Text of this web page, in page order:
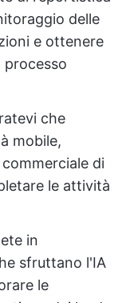
delle
e ottenere
processo
che
mobile,
di
le attività
in
sfruttano l'IA
le